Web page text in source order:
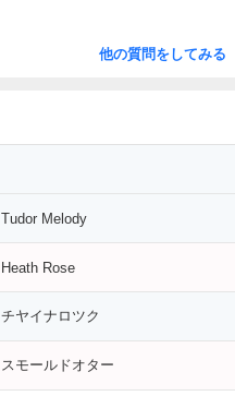
他の質問をしてみる
Tudor Melody
Heath Rose
チヤイナロツク
スモールドオター